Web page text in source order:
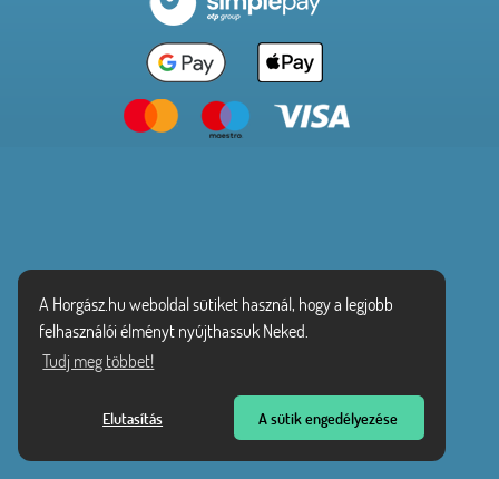
A Horgász.hu weboldal sütiket használ, hogy a legjobb
felhasználói élményt nyújthassuk Neked.
Tudj meg többet!
Elutasítás A sütik engedélyezése